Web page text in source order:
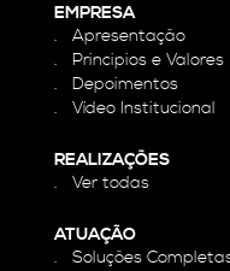
EMPRESA
Apresentação
Principios e Valores
Depoimentos
Vídeo Institucional
REALIZAÇÕES
Ver todas
ATUAÇÃO
Soluções